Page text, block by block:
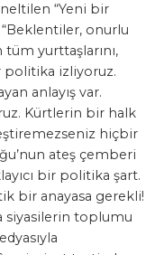
“Yeni bir
onurlu
tüm yurttaşlarını,
politika izliyoruz.
anlayış var.
Kürtlerin bir halk
hiçbir
ateş çemberi
bir politika şart.
bir anayasa gerekli!
siyasilerin toplumu